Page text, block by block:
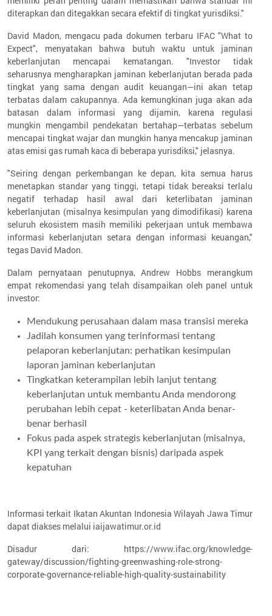
diterapkan dan ditegakkan secara efektif di tingkat yurisdiksi."
David Madon, mengacu pada dokumen terbaru IFAC "What to
Expect", menyatakan bahwa butuh waktu untuk jaminan
keberlanjutan mencapai kematangan. "Investor tidak
seharusnya mengharapkan jaminan keberlanjutan berada pada
tingkat yang sama dengan audit keuangan—ini akan tetap
terbatas dalam cakupannya. Ada kemungkinan juga akan ada
batasan dalam informasi yang dijamin, karena regulasi
mungkin mengambil pendekatan bertahap—terbatas sebelum
mencapai tingkat wajar dan mungkin hanya mencakup jaminan
atas emisi gas rumah kaca di beberapa yurisdiksi," jelasnya.
"Seiring dengan perkembangan ke depan, kita semua harus
menetapkan standar yang tinggi, tetapi tidak bereaksi terlalu
negatif terhadap hasil awal dari keterlibatan jaminan
keberlanjutan (misalnya kesimpulan yang dimodifikasi) karena
seluruh ekosistem masih memiliki pekerjaan untuk membawa
informasi keberlanjutan setara dengan informasi keuangan,"
tegas David Madon.
Dalam pernyataan penutupnya, Andrew Hobbs merangkum
empat rekomendasi yang telah disampaikan oleh panel untuk
investor:
Mendukung perusahaan dalam masa transisi mereka
Jadilah konsumen yang terinformasi tentang
pelaporan keberlanjutan: perhatikan kesimpulan
laporan jaminan keberlanjutan
Tingkatkan keterampilan lebih lanjut tentang
keberlanjutan untuk membantu Anda mendorong
perubahan lebih cepat - keterlibatan Anda benar-
benar berhasil
Fokus pada aspek strategis keberlanjutan (misalnya,
KPI yang terkait dengan bisnis) daripada aspek
kepatuhan
Informasi terkait Ikatan Akuntan Indonesia Wilayah Jawa Timur
dapat diakses melalui iaijawatimur.or.id
Disadur dari: https://www.ifac.org/knowledge-
gateway/discussion/fighting-greenwashing-role-strong-
corporate-governance-reliable-high-quality-sustainability